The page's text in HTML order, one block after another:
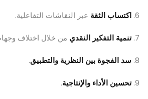
اكتساب الثقة عبر النقاشات التفاعلية.
تنمية التفكير النقدي من خلال اختلاف
سد الفجوة بين النظرية والتطبيق.
تحسين الأداء والإنتاجية.